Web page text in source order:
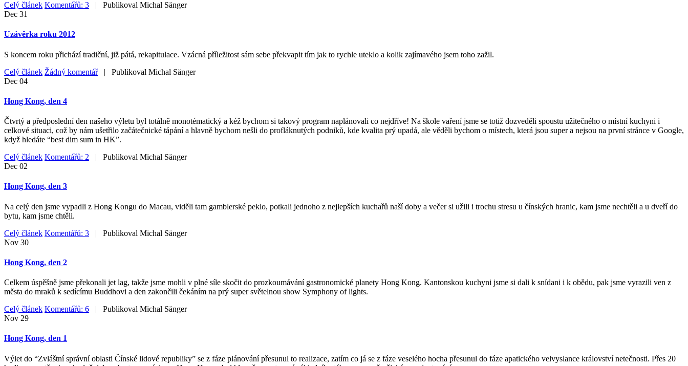
Celý článek Komentářů: 3 | Publikoval Michal Sänger
Dec 31
Uzávěrka roku 2012
S koncem roku přichází tradiční, již pátá, rekapitulace. Vzácná příležitost sám sebe překvapit tím jak to rychle uteklo a kolik zajímavého jsem toho zažil.
Celý článek Žádný komentář| Publikoval Michal Sänger
Dec 04
Hong Kong, den 4
Čtvrtý a předposlední den našeho výletu byl totálně monotématický a kéž bychom si takový program naplánovali co nejdříve! Na škole vaření jsme se totiž dozveděli spoustu užitečného o místní kuchyni i
celkové situaci, což by nám ušetřilo začátečnické tápání a hlavně bychom nešli do profláknutých podniků, kde kvalita prý upadá, ale věděli bychom o místech, která jsou super a nejsou na první stránce v Google,
když hledáte “best dim sum in HK”.
Celý článek Komentářů: 2 | Publikoval Michal Sänger
Dec 02
Hong Kong, den 3
Na celý den jsme vypadli z Hong Kongu do Macau, viděli tam gamblerské peklo, potkali jednoho z nejlepších kuchařů naší doby a večer si užili i trochu stresu u čínských hranic, kam jsme nechtěli a u dveří do
bytu, kam jsme chtěli.
Celý článek Komentářů: 3 | Publikoval Michal Sänger
Nov 30
Hong Kong, den 2
Celkem úspěšně jsme překonali jet lag, takže jsme mohli v plné síle skočit do prozkoumávání gastronomické planety Hong Kong. Kantonskou kuchyni jsme si dali k snídani i k obědu, pak jsme vyrazili ven z
města do mraků k sedícímu Buddhovi a den zakončili čekáním na prý super světelnou show Symphony of lights.
Celý článek Komentářů: 6 | Publikoval Michal Sänger
Nov 29
Hong Kong, den 1
Výlet do “Zvláštní správní oblasti Čínské lidové republiky” se z fáze plánování přesunul to realizace, zatím co já se z fáze veselého hocha přesunul do fáze apatického velvyslance království netečnosti. Přes 20